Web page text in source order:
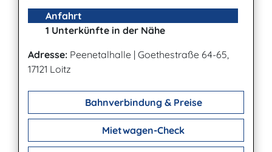
Anfahrt
1 Unterkünfte in der Nähe
Adresse: Peenetalhalle | Goethestraße 64-65,
17121 Loitz
Bahnverbindung & Preise
Mietwagen-Check